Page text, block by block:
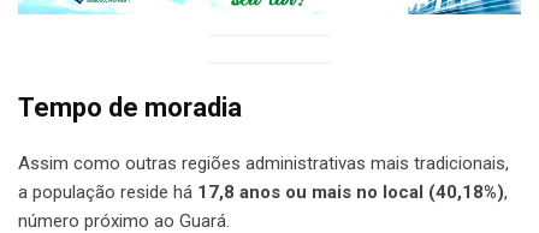
Tempo de moradia
Assim como outras regiões administrativas mais tradicionais,
a população reside há 17,8 anos ou mais no local (40,18%),
número próximo ao Guará.